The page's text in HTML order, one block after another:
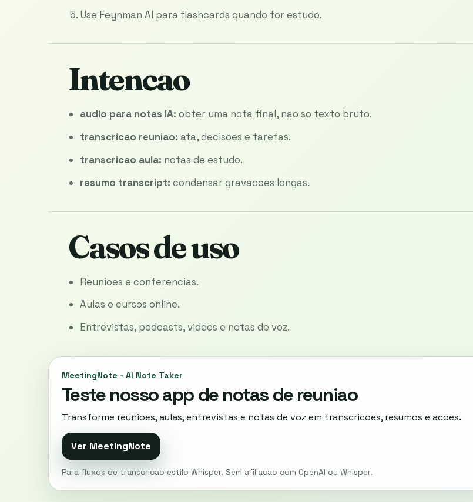
Use Feynman AI para flashcards quando for estudo.
Intencao
audio para notas IA: obter uma nota final, nao so texto bruto.
transcricao reuniao: ata, decisoes e tarefas.
transcricao aula: notas de estudo.
resumo transcript: condensar gravacoes longas.
Casos de uso
Reunioes e conferencias.
Aulas e cursos online.
Entrevistas, podcasts, videos e notas de voz.
MeetingNote - AI Note Taker
Teste nosso app de notas de reuniao
Transforme reunioes, aulas, entrevistas e notas de voz em transcricoes, resumos e acoes.
Ver MeetingNote
Para fluxos de transcricao estilo Whisper. Sem afiliacao com OpenAI ou Whisper.